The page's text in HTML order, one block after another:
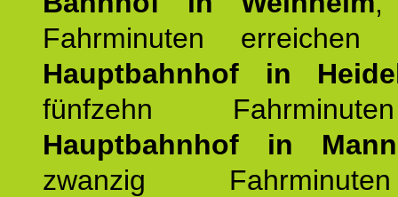
Fahrminuten
Hauptbahnhof in
fünfzehn
Hauptbahnhof in
zwanzig